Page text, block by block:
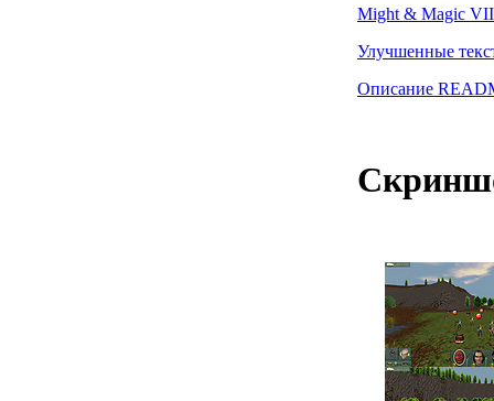
Might & Magic
Улучшенные
Описание